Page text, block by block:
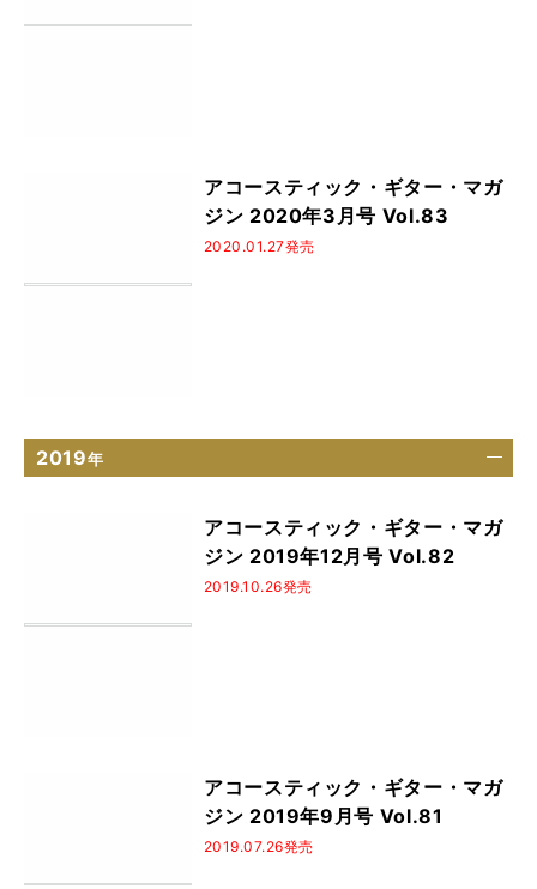
アコースティック・ギター・マガ
ジン 2020年3月号 Vol.83
2020.01.27発売
2019年
アコースティック・ギター・マガ
ジン 2019年12月号 Vol.82
2019.10.26発売
アコースティック・ギター・マガ
ジン 2019年9月号 Vol.81
2019.07.26発売